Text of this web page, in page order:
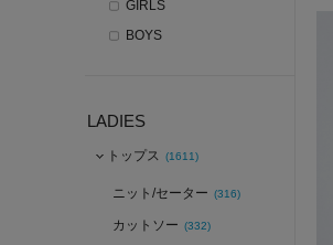
GIRLS
BOYS
LADIES
トップス (1611)
ニット/セーター (316)
カットソー (332)